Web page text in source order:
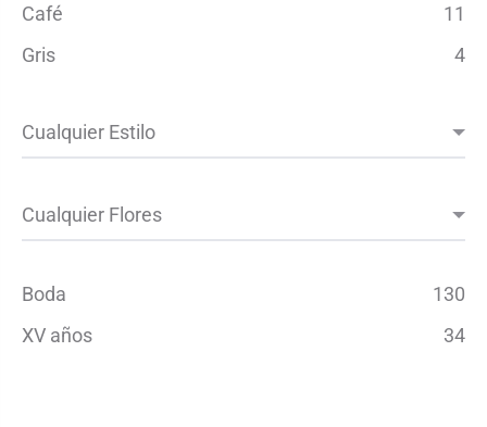
Café
11
Gris
4
Boda
130
XV años
34